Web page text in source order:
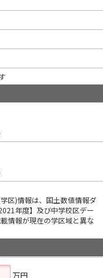
区)情報は、国土数値情報ダ
年度】及び中学校区デー
情報が現在の学区域と異な
万円